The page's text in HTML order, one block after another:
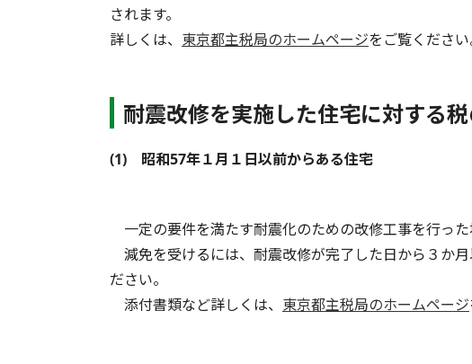
されます。
詳しくは、 東京都主税局のホームページをご覧ください
耐震改修を実施した住宅に対する
(1) 昭和57年１月１日以前からある住宅
一定の要件を満たす耐震化のための改修工事を行った
減免を受けるには、耐震改修が完了した日から３か
ださい。
添付書類など詳しくは、 東京都主税局のホームページ